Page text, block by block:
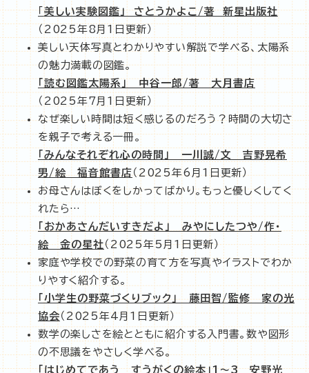
「美しい実験図鑑」 さとうかよこ/著 新星出版社
（2025年8月1日更新）
美しい天体写真とわかりやすい解説で学べる、太陽系
の魅力満載の図鑑。
「読む図鑑太陽系」 中谷一郎/著 大月書店
（2025年7月1日更新）
なぜ楽しい時間は短く感じるのだろう？時間の大切さ
を親子で考える一冊。
「みんなそれぞれ心の時間」 一川誠/文 吉野晃希
男/絵 福音館書店（2025年6月1日更新）
お母さんはぼくをしかってばかり。もっと優しくしてく
れたら…
「おかあさんだいすきだよ」 みやにしたつや/作・
絵 金の星社（2025年5月1日更新）
家庭や学校での野菜の育て方を写真やイラストでわか
りやすく紹介する。
「小学生の野菜づくりブック」 藤田智/監修 家の光
協会 （2025年4月1日更新）
数学の楽しさを絵とともに紹介する入門書。数や図形
の不思議をやさしく学べる。
「はじめてであう すうがくの絵本」1～3 安野光